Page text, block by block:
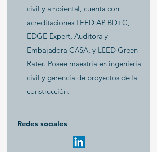
civil y ambiental, cuenta con
acreditaciones LEED AP BD+C,
EDGE Expert, Auditora y
Embajadora CASA, y LEED Green
Rater. Posee maestría en ingeniería
civil y gerencia de proyectos de la
construcción.
Redes sociales